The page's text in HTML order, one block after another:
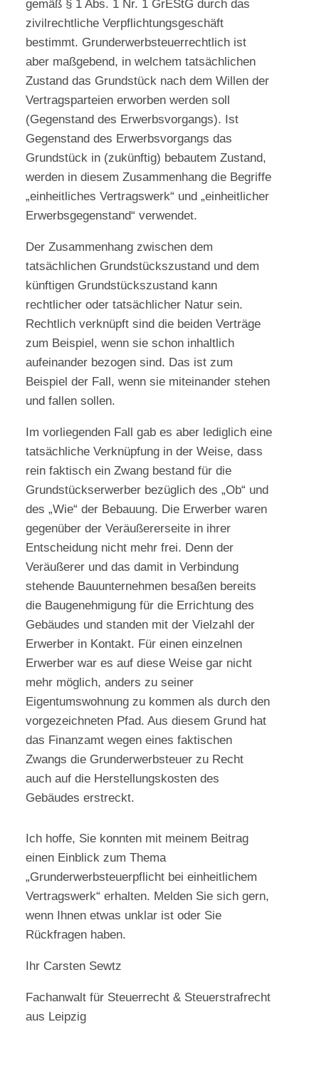
gemäß § 1 Abs. 1 Nr. 1 GrEStG durch das
zivilrechtliche Verpflichtungsgeschäft
bestimmt. Grunderwerbsteuerrechtlich ist
aber maßgebend, in welchem tatsächlichen
Zustand das Grundstück nach dem Willen der
Vertragsparteien erworben werden soll
(Gegenstand des Erwerbsvorgangs). Ist
Gegenstand des Erwerbsvorgangs das
Grundstück in (zukünftig) bebautem Zustand,
werden in diesem Zusammenhang die Begriffe
„einheitliches Vertragswerk“ und „einheitlicher
Erwerbsgegenstand“ verwendet.
Der Zusammenhang zwischen dem
tatsächlichen Grundstückszustand und dem
künftigen Grundstückszustand kann
rechtlicher oder tatsächlicher Natur sein.
Rechtlich verknüpft sind die beiden Verträge
zum Beispiel, wenn sie schon inhaltlich
aufeinander bezogen sind. Das ist zum
Beispiel der Fall, wenn sie miteinander stehen
und fallen sollen.
Im vorliegenden Fall gab es aber lediglich eine
tatsächliche Verknüpfung in der Weise, dass
rein faktisch ein Zwang bestand für die
Grundstückserwerber bezüglich des „Ob“ und
des „Wie“ der Bebauung. Die Erwerber waren
gegenüber der Veräußererseite in ihrer
Entscheidung nicht mehr frei. Denn der
Veräußerer und das damit in Verbindung
stehende Bauunternehmen besaßen bereits
die Baugenehmigung für die Errichtung des
Gebäudes und standen mit der Vielzahl der
Erwerber in Kontakt. Für einen einzelnen
Erwerber war es auf diese Weise gar nicht
mehr möglich, anders zu seiner
Eigentumswohnung zu kommen als durch den
vorgezeichneten Pfad. Aus diesem Grund hat
das Finanzamt wegen eines faktischen
Zwangs die Grunderwerbsteuer zu Recht
auch auf die Herstellungskosten des
Gebäudes erstreckt.
Ich hoffe, Sie konnten mit meinem Beitrag
einen Einblick zum Thema
„Grunderwerbsteuerpflicht bei einheitlichem
Vertragswerk“ erhalten. Melden Sie sich gern,
wenn Ihnen etwas unklar ist oder Sie
Rückfragen haben.
Ihr Carsten Sewtz
Fachanwalt für Steuerrecht & Steuerstrafrecht
aus Leipzig